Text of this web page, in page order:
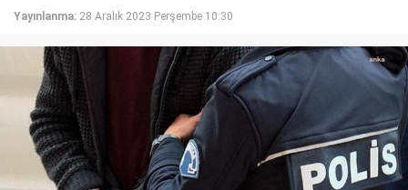
Yayınlanma: 28 Aralık 2023 Perşembe 10:30